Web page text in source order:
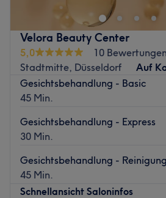
Velora Beauty Center
5,0
10 Bewertungen
Stadtmitte, Düsseldorf
Auf
Gesichtsbehandlung - Basic
45 Min.
Gesichtsbehandlung - Express
30 Min.
Gesichtsbehandlung - Reinigung
45 Min.
Schnellansicht Saloninfos